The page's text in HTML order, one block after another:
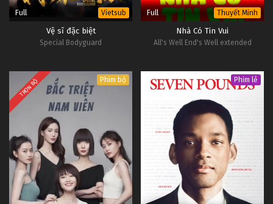
Full Vietsub
Vệ sĩ đặc biệt
Special Bodyguard
Full Thuyết Minh
Nhà Có Tin Vui
All's Well End's Well extended
TRỌN BỘ Phim bộ Phim lẻ